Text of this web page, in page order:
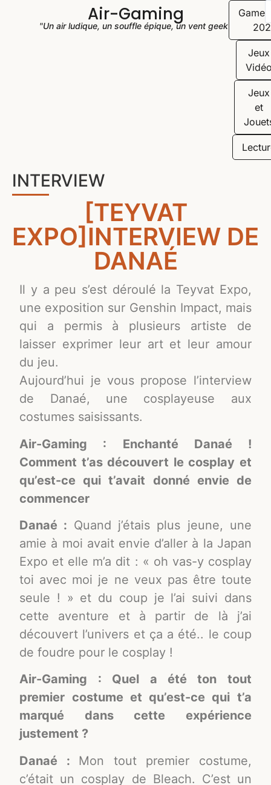
Air-Gaming
"Un air ludique, un souffle épique, un vent geek"
Jeux
Jeux
et
INTERVIEW
[TEYVAT
EXPO]INTERVIEW DE
DANAÉ
Il y a peu s’est déroulé la Teyvat Expo,
une exposition sur Genshin Impact, mais
qui a permis à plusieurs artiste de
laisser exprimer leur art et leur amour
du jeu.
Aujourd’hui je vous propose l’interview
de Danaé, une cosplayeuse aux
costumes saisissants.
Air-Gaming : Enchanté Danaé !
Comment t’as découvert le cosplay et
qu’est-ce qui t’avait donné envie de
commencer
Danaé : Quand j’étais plus jeune, une
amie à moi avait envie d’aller à la Japan
Expo et elle m’a dit : « oh vas-y cosplay
toi avec moi je ne veux pas être toute
seule ! » et du coup je l’ai suivi dans
cette aventure et à partir de là j’ai
découvert l’univers et ça a été.. le coup
de foudre pour le cosplay !
Air-Gaming : Quel a été ton tout
premier costume et qu’est-ce qui t’a
marqué dans cette expérience
justement ?
Danaé : Mon tout premier costume,
c’était un cosplay de Bleach. C’est un